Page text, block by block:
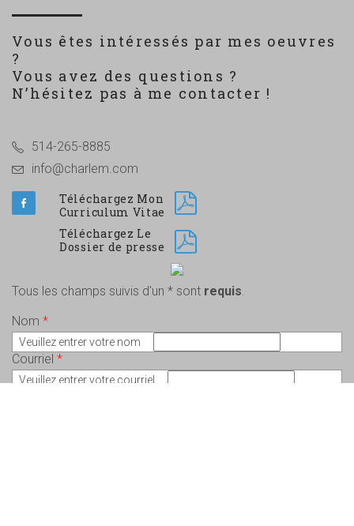
Vous êtes intéressés par mes oeuvres
?
Vous avez des questions ?
N’hésitez pas à me contacter !
514-265-8885
info@charlem.com
Téléchargez Mon
Curriculum Vitae
Téléchargez Le
Dossier de presse
Tous les champs suivis d'un * sont requis.
Nom *
Veuillez entrer votre nom
Courriel *
Veuillez entrer votre courriel